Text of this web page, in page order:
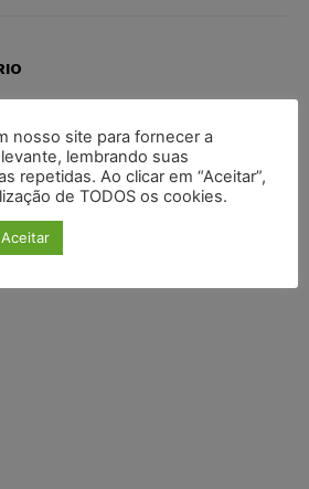
nosso site para fornecer a
lembrando suas
repetidas. Ao clicar em “Aceitar”,
de TODOS os cookies.
Aceitar